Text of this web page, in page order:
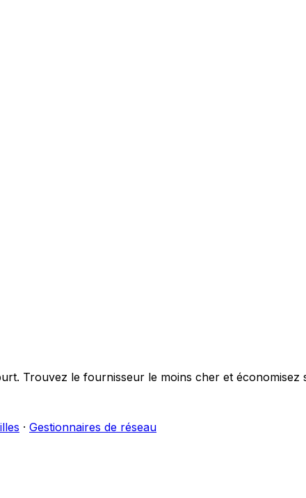
. Trouvez le fournisseur le moins cher et économisez
· Gestionnaires de réseau